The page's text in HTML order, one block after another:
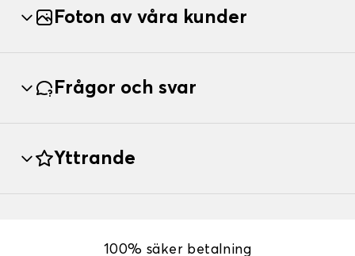
Foton av våra kunder
Frågor och svar
Yttrande
100% säker betalning